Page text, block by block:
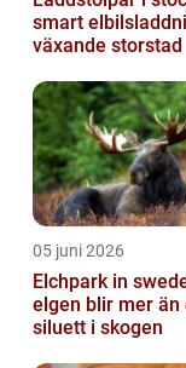
smart
växande storstad
05 juni 2026
Elchpark in sweden
elgen blir mer än
siluett i skogen